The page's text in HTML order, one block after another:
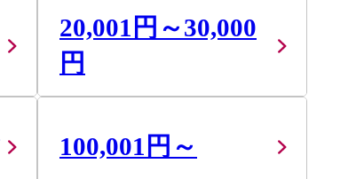
20,001円～30,000
円
100,001円～